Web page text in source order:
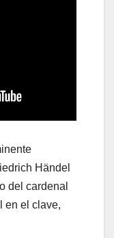
Händel
del cardenal
en el clave,